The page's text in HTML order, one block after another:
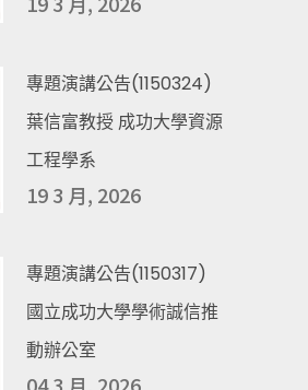
專題演講公告(1150324)
葉信富教授 成功大學資源
工程學系
19 3 月, 2026
專題演講公告(1150317)
國立成功大學學術誠信推
動辦公室